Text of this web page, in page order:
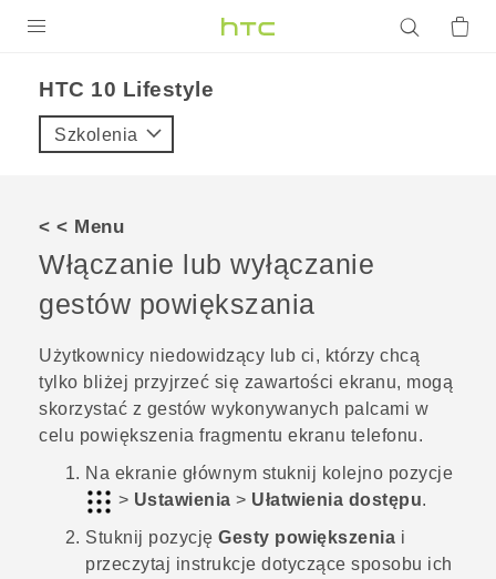
VIVE
VIVERSE
POMOC TECHNICZNA
Urządzenia i akcesoria HTC
Zaloguj się
HTC 10 Lifestyle‎
Szkolenia
< < Menu
Włączanie lub wyłączanie
gestów powiększania
Użytkownicy niedowidzący lub ci, którzy chcą
tylko bliżej przyjrzeć się zawartości ekranu, mogą
skorzystać z gestów wykonywanych palcami w
celu powiększenia fragmentu ekranu telefonu.
Na ekranie głównym stuknij kolejno pozycje
> Ustawienia > Ułatwienia dostępu.
Stuknij pozycję Gesty powiększenia i
przeczytaj instrukcje dotyczące sposobu ich